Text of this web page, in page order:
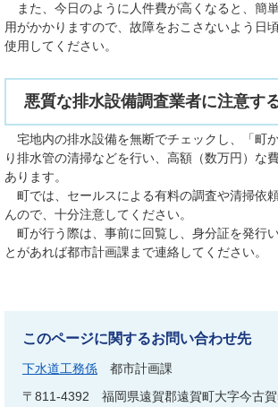
また、今日のように人件費が高くなると、簡
用がかかりますので、故障をおこさないよう日
使用してください。
悪質な排水設備調査業者に注意す
宅地内の排水設備を無断でチェックし、「町
り排水管の清掃などを行い、高額（数万円）な
あります。
町では、セールスによる有料の調査や清掃依
んので、十分注意してください。
町が行う際は、事前に回覧し、身分証を発行
とがあれば都市計画課まで連絡してください。
このページに関するお問い合わせ先
下水道工務係
都市計画課
〒811-4392
福岡県遠賀郡遠賀町大字今古